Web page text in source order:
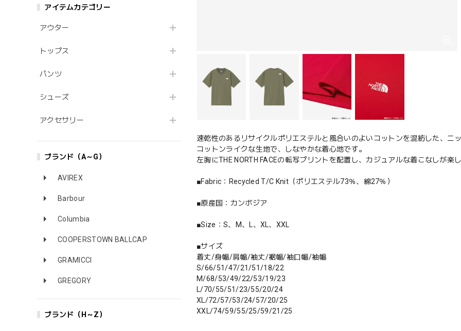
アイテムカテゴリー
アウター
トップス
パンツ
シューズ
アクセサリー
ブランド（A～G）
AVIREX
Barbour
Columbia
COOPERSTOWN BALLCAP
GRAMICCI
GREGORY
ブランド（H～Z）
速乾性のあるリサイクルポリエステルと風合いのよいコットンを混紡した、ニ
コットンライクな生地で、しなやかな着心地です。
左胸にTHE NORTH FACEの転写プリントを配置し、カジュアルな着こなしが楽
■Fabric：Recycled T/C Knit（ポリエステル73％、綿27％）
■原産国：カンボジア
■Size：S、M、L、XL、XXL
■サイズ
着丈/身幅/肩幅/袖丈/裾幅/袖口幅/袖幅
S/66/51/47/21/51/18/22
M/68/53/49/22/53/19/23
L/70/55/51/23/55/20/24
XL/72/57/53/24/57/20/25
XXL/74/59/55/25/59/21/25